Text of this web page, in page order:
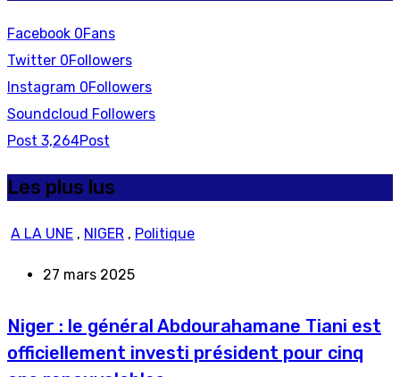
Facebook 0Fans
Twitter 0Followers
Instagram 0Followers
Soundcloud Followers
Post 3,264Post
Les plus lus
A LA UNE , NIGER , Politique
27 mars 2025
Niger : le général Abdourahamane Tiani est
officiellement investi président pour cinq